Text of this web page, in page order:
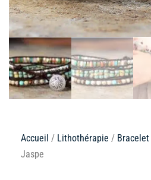
Accueil / Lithothérapie / Bracelet
Jaspe